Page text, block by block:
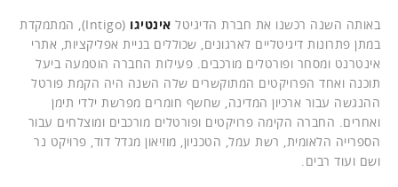
באותה השנה רכשנו את חברת הדיגיטל אינטיגו
(Intigo), המתמקדת
במתן פתרונות דיגיטליים לארגונים, שכוללים בניית אפליקציות, אתרי
אינטרנט ומסחר ופורטלים מורכבים. פעילות החברה הוטמעה ביעל
תוכנה ואחד הפרויקטים המתוקשרים שלה השנה היה הקמת פורטל
ההנגשה עבור ארכיון המדינה, שחשף חומרים מפרשת ילדי תימן
ואחרים. החברה הקימה פרויקטים ופורטלים מורכבים ומוצלחים עבור
הספרייה הלאומית, רשת עמל, הטכניון, מוזיאון מגדל דוד, פרויקט נר
ושם ועוד רבים.